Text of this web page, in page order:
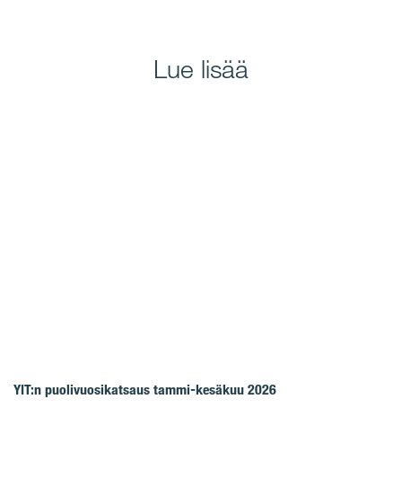
Lue lisää
YIT:n puolivuosikatsaus tammi-kesäkuu 2026